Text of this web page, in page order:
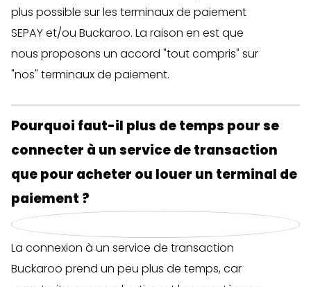
plus possible sur les terminaux de paiement
SEPAY et/ou Buckaroo. La raison en est que
nous proposons un accord "tout compris" sur
"nos" terminaux de paiement.
Pourquoi faut-il plus de temps pour se
connecter à un service de transaction
que pour acheter ou louer un terminal de
paiement ?
La connexion à un service de transaction
Buckaroo prend un peu plus de temps, car